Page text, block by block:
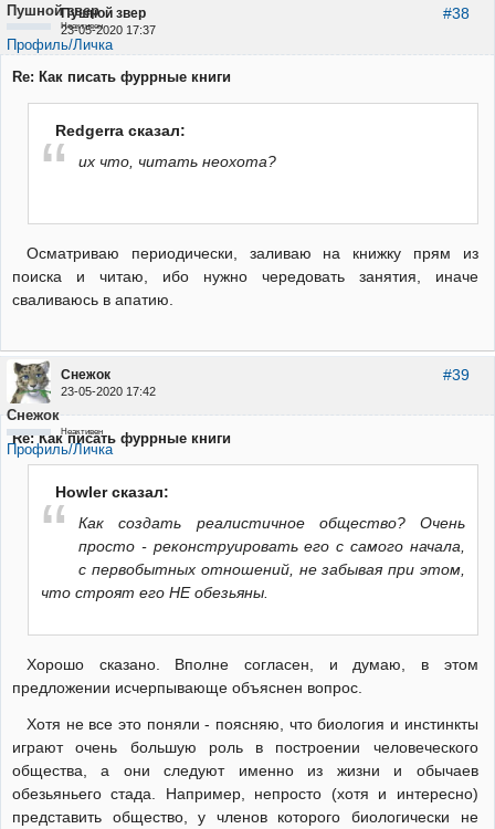
#38
Пушной звер
23-05-2020 17:37
Пушной звер
Неактивен
Профиль/Личка
Re: Как писать фуррные книги
Redgerra сказал:
их что, читать неохота?
Осматриваю периодически, заливаю на книжку прям из
поиска и читаю, ибо нужно чередовать занятия, иначе
сваливаюсь в апатию.
#39
Снежок
23-05-2020 17:42
Снежок
Неактивен
Профиль/Личка
Re: Как писать фуррные книги
Howler сказал:
Как создать реалистичное общество? Очень
просто - реконструировать его с самого начала,
с первобытных отношений, не забывая при этом,
что строят его НЕ обезьяны.
Хорошо сказано. Вполне согласен, и думаю, в этом
предложении исчерпывающе объяснен вопрос.
Хотя не все это поняли - поясняю, что биология и инстинкты
играют очень большую роль в построении человеческого
общества, а они следуют именно из жизни и обычаев
обезьяньего стада. Например, непросто (хотя и интересно)
представить общество, у членов которого биологически не